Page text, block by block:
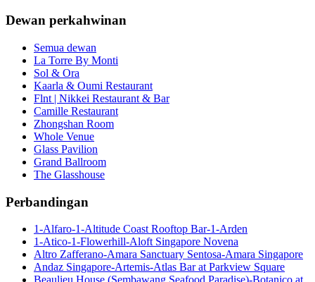
Dewan perkahwinan
Semua dewan
La Torre By Monti
Sol & Ora
Kaarla & Oumi Restaurant
Flnt | Nikkei Restaurant & Bar
Camille Restaurant
Zhongshan Room
Whole Venue
Glass Pavilion
Grand Ballroom
The Glasshouse
Perbandingan
1-Alfaro-1-Altitude Coast Rooftop Bar-1-Arden
1-Atico-1-Flowerhill-Aloft Singapore Novena
Altro Zafferano-Amara Sanctuary Sentosa-Amara Singapore
Andaz Singapore-Artemis-Atlas Bar at Parkview Square